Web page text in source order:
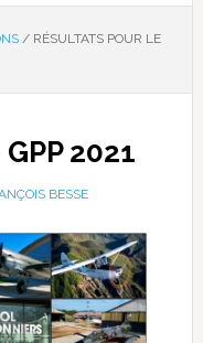
/RÉSULTATS POUR LE
2021
BESSE